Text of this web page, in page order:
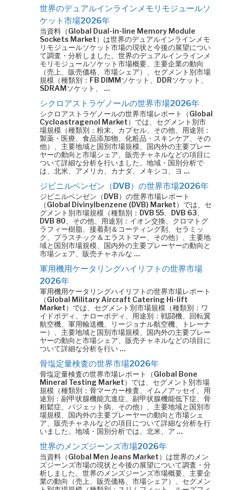
世界のデュアルインラインメモリモジュールソ
ケット市場2026年
当資料（Global Dual-in-line Memory Module
Sockets Market）は世界のデュアルインラインメモ
リモジュールソケット市場の現状と今後の展望につい
て調査・分析しました。世界のデュアルインラインメ
モリモジュールソケット市場概要、主要企業の動向
（売上、販売価格、市場シェア）、セグメント別市場
規模（種類別：FB DIMMソケット、DDRソケット、
SDRAMソケット、 …
シクロアストラゲノールの世界市場2026年
シクロアストラゲノールの世界市場レポート（Global
Cycloastragenol Market）では、セグメント別市
場規模（種類別：粉末、カプセル、その他、用途別：
製薬・医療、食品添加物、化粧品・スキンケア、その
他）、主要地域と国別市場規模、国内外の主要プレー
ヤーの動向と市場シェア、販売チャネルなどの項目に
ついて詳細な分析を行いました。地域・国別分析で
は、北米、アメリカ、カナダ、メキシコ、ヨ …
ジビニルベンゼン（DVB）の世界市場2026年
ジビニルベンゼン（DVB）の世界市場レポート
（Global Divinylbenzene (DVB) Market）では、セ
グメント別市場規模（種類別：DVB 55、DVB 63、
DVB 80、その他、用途別：イオン交換、クロマトグ
ラフィー樹脂、接着剤＆コーティング剤、セラミッ
ク、プラスチック＆エラストマー、その他）、主要地
域と国別市場規模、国内外の主要プレーヤーの動向と
市場シェア、販売チャネルな …
軍用機用ケータリングハイリフトの世界市場
2026年
軍用機用ケータリングハイリフトの世界市場レポート
（Global Military Aircraft Catering Hi-lift
Market）では、セグメント別市場規模（種類別：ワ
イドボディ、ナローボディ、用途別：戦闘機、回転翼
航空機、軍用輸送機、リージョナル航空機、トレーナ
ー）、主要地域と国別市場規模、国内外の主要プレー
ヤーの動向と市場シェア、販売チャネルなどの項目に
ついて詳細な分析を行い …
骨塩定量検査の世界市場2026年
骨塩定量検査の世界市場レポート（Global Bone
Mineral Testing Market）では、セグメント別市場
規模（種類別：骨マーカー検査、イムノアッセイ、用
途別：副甲状腺機能亢進症、副甲状腺機能低下症、骨
粗鬆症、パジェット病、その他）、主要地域と国別市
場規模、国内外の主要プレーヤーの動向と市場シェ
ア、販売チャネルなどの項目について詳細な分析を行
いました。地域・国別分析では、北米、ア …
世界のメンズジーンズ市場2026年
当資料（Global Men Jeans Market）は世界のメン
ズジーンズ市場の現状と今後の展望について調査・分
析しました。世界のメンズジーンズ市場概要、主要企
業の動向（売上、販売価格、市場シェア）、セグメン